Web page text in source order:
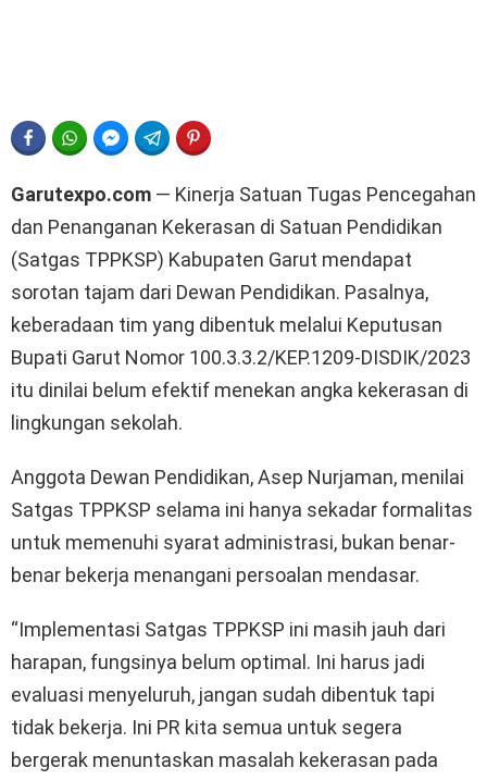
FACEBOOKWHATSAPPFACEBOOK MESSENGER
TELEGRAM
Garutexpo.com — Kinerja Satuan Tugas Pencegahan
dan Penanganan Kekerasan di Satuan Pendidikan
(Satgas TPPKSP) Kabupaten Garut mendapat
sorotan tajam dari Dewan Pendidikan. Pasalnya,
keberadaan tim yang dibentuk melalui Keputusan
Bupati Garut Nomor 100.3.3.2/KEP.1209-DISDIK/2023
itu dinilai belum efektif menekan angka kekerasan di
lingkungan sekolah.
Anggota Dewan Pendidikan, Asep Nurjaman, menilai
Satgas TPPKSP selama ini hanya sekadar formalitas
untuk memenuhi syarat administrasi, bukan benar-
benar bekerja menangani persoalan mendasar.
“Implementasi Satgas TPPKSP ini masih jauh dari
harapan, fungsinya belum optimal. Ini harus jadi
evaluasi menyeluruh, jangan sudah dibentuk tapi
tidak bekerja. Ini PR kita semua untuk segera
bergerak menuntaskan masalah kekerasan pada